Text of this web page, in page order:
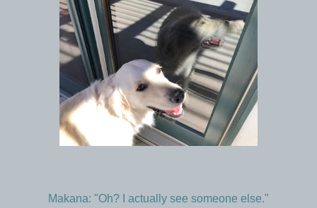
Makana: "Oh? I actually see someone else."